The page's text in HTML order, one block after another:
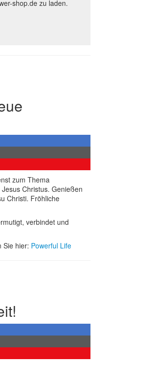
shop.de zu laden.
zum Thema
Christus. Genießen
Christi. Fröhliche
verbindet und
Sie hier: Powerful Life